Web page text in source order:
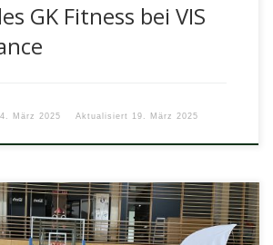
GK Fitness bei VIS
März 2025 Aktualisiert 19. März 2025